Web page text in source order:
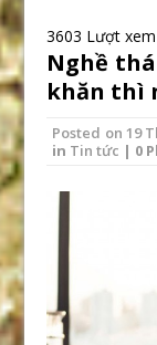
3603 Lượt xem
Nghề
khăn thì
Posted on 19
in Tin tức | 0